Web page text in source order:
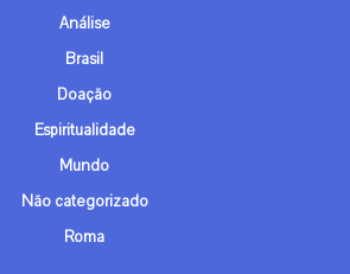
Análise
Brasil
Doação
Espiritualidade
Mundo
Não categorizado
Roma